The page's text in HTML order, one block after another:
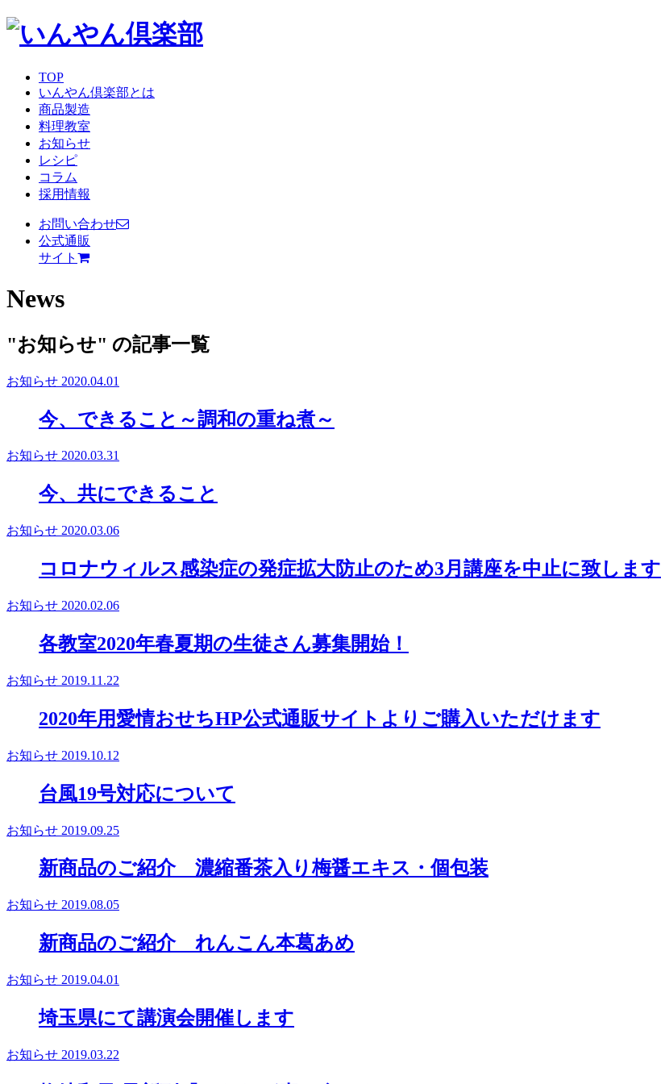
TOP
いんやん倶楽部とは
商品製造
料理教室
お知らせ
レシピ
コラム
採用情報
お問い合わせ
公式通販
サイト
News
"お知らせ" の記事一覧
お知らせ 2020.04.01
今、できること～調和の重ね煮～
お知らせ 2020.03.31
今、共にできること
お知らせ 2020.03.06
コロナウィルス感染症の発症拡大防止のため3月講座を中止に致します
お知らせ 2020.02.06
各教室2020年春夏期の生徒さん募集開始！
お知らせ 2019.11.22
2020年用愛情おせちHP公式通販サイトよりご購入いただけます
お知らせ 2019.10.12
台風19号対応について
お知らせ 2019.09.25
新商品のご紹介 濃縮番茶入り梅醤エキス・個包装
お知らせ 2019.08.05
新商品のご紹介 れんこん本葛あめ
お知らせ 2019.04.01
埼玉県にて講演会開催します
お知らせ 2019.03.22